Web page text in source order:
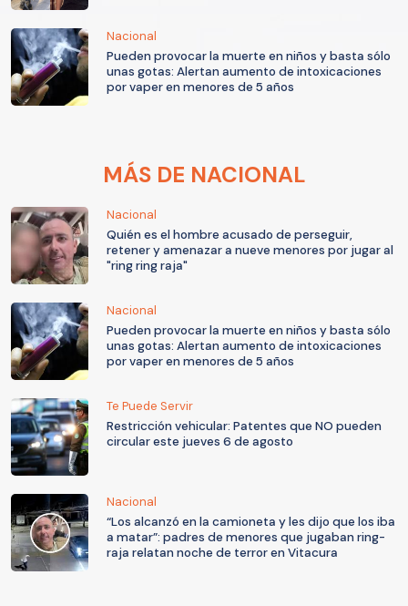
Nacional
Pueden provocar la muerte en niños y basta sólo
unas gotas: Alertan aumento de intoxicaciones
por vaper en menores de 5 años
MÁS DE NACIONAL
Nacional
Quién es el hombre acusado de perseguir,
retener y amenazar a nueve menores por jugar al
"ring ring raja"
Nacional
Pueden provocar la muerte en niños y basta sólo
unas gotas: Alertan aumento de intoxicaciones
por vaper en menores de 5 años
Te Puede Servir
Restricción vehicular: Patentes que NO pueden
circular este jueves 6 de agosto
Nacional
“Los alcanzó en la camioneta y les dijo que los iba
a matar”: padres de menores que jugaban ring-
raja relatan noche de terror en Vitacura